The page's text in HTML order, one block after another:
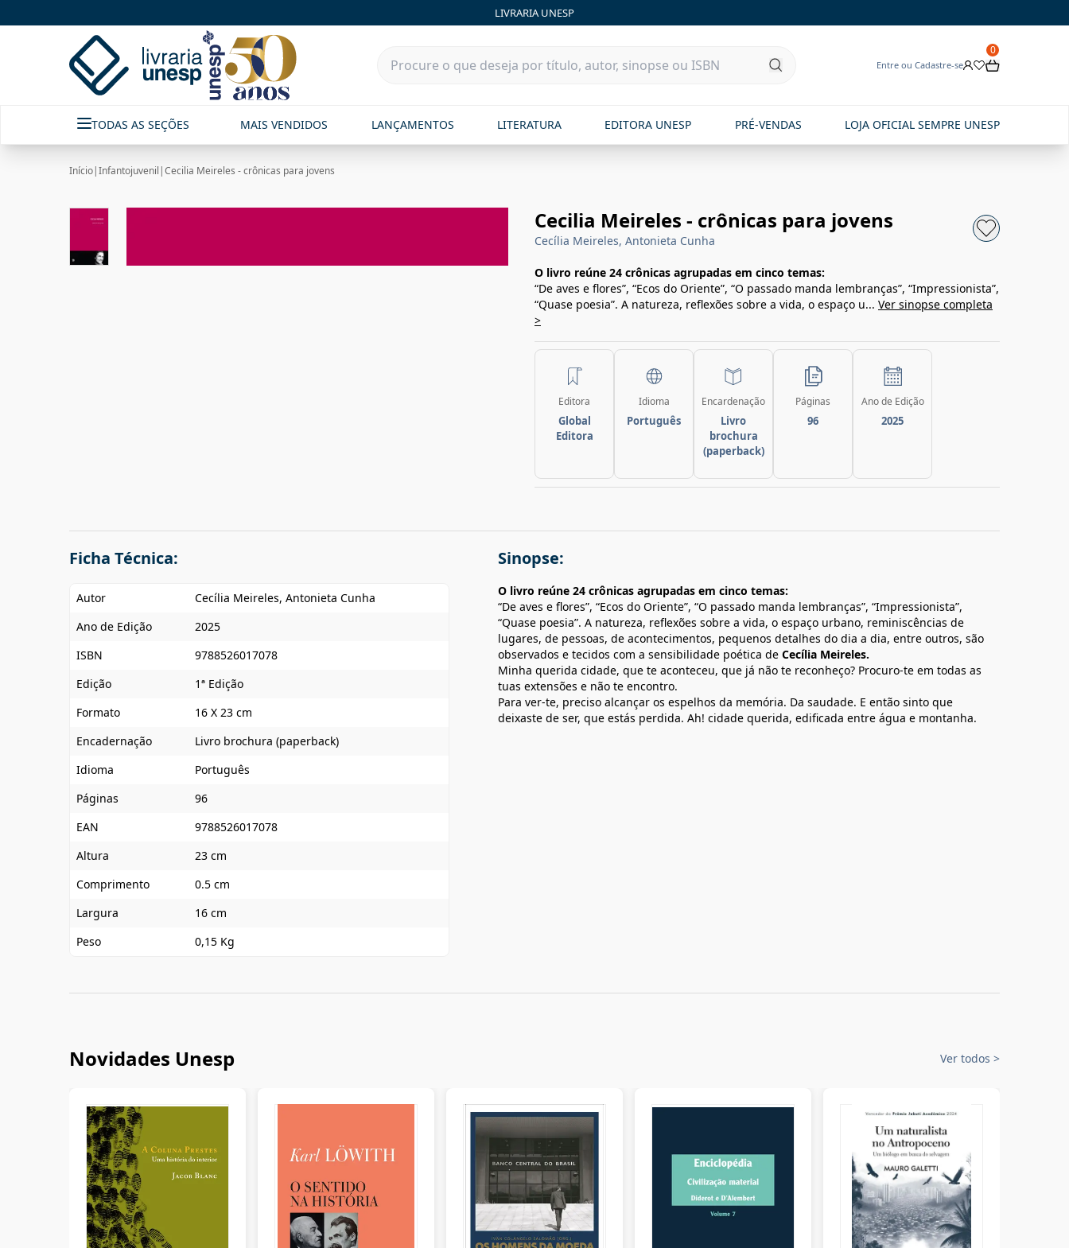
LIVRARIA UNESP
Entre ou Cadastre-se
0
TODAS AS SEÇÕES MAIS VENDIDOS LANÇAMENTOS LITERATURA EDITORA UNESP PRÉ-VENDAS LOJA OFICIAL SEMPRE UNESP
Início|Infantojuvenil |Cecilia Meireles - crônicas para jovens
Cecilia Meireles - crônicas para jovens
Cecília Meireles, Antonieta Cunha
O livro reúne 24 crônicas agrupadas em cinco temas:
“De aves e flores”, “Ecos do Oriente”, “O passado manda lembranças”, “Impressionista”,
“Quase poesia”. A natureza, reflexões sobre a vida, o espaço u... Ver sinopse completa
>
Editora
Global
Editora
Idioma
Português
Encardenação
Livro
brochura
(paperback)
Páginas
96
Ano de Edição
2025
Ficha Técnica:
Autor
Cecília Meireles, Antonieta Cunha
Ano de Edição
2025
ISBN
9788526017078
Edição
1ª Edição
Formato
16 X 23 cm
Encadernação
Livro brochura (paperback)
Idioma
Português
Páginas
96
EAN
9788526017078
Altura
23 cm
Comprimento
0.5 cm
Largura
16 cm
Peso
0,15 Kg
Sinopse:
O livro reúne 24 crônicas agrupadas em cinco temas:
“De aves e flores”, “Ecos do Oriente”, “O passado manda lembranças”, “Impressionista”,
“Quase poesia”. A natureza, reflexões sobre a vida, o espaço urbano, reminiscências de
lugares, de pessoas, de acontecimentos, pequenos detalhes do dia a dia, entre outros, são
observados e tecidos com a sensibilidade poética de Cecília Meireles.
Minha querida cidade, que te aconteceu, que já não te reconheço? Procuro-te em todas as
tuas extensões e não te encontro.
Para ver-te, preciso alcançar os espelhos da memória. Da saudade. E então sinto que
deixaste de ser, que estás perdida. Ah! cidade querida, edificada entre água e montanha.
Novidades Unesp Ver todos >